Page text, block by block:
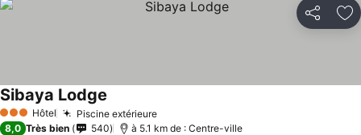
Partager
3 ÉtoilesHôtel Piscine extérieure
Sibaya Lodge
8,0 Très bien 540 à 5.1 km de : Centre-ville